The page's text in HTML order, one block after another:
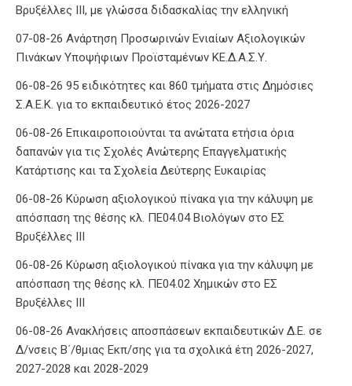
Βρυξέλλες ΙΙΙ, με γλώσσα διδασκαλίας την ελληνική
07-08-26 Ανάρτηση Προσωρινών Ενιαίων Αξιολογικών
Πινάκων Υποψήφιων Προϊσταμένων ΚΕ.Δ.Α.Σ.Υ.
06-08-26 95 ειδικότητες και 860 τμήματα στις Δημόσιες
Σ.Α.Ε.Κ. για το εκπαιδευτικό έτος 2026-2027
06-08-26 Επικαιροποιούνται τα ανώτατα ετήσια όρια
δαπανών για τις Σχολές Ανώτερης Επαγγελματικής
Κατάρτισης και τα Σχολεία Δεύτερης Ευκαιρίας
06-08-26 Κύρωση αξιολογικού πίνακα για την κάλυψη με
απόσπαση της θέσης κλ. ΠΕ04.04 Βιολόγων στο ΕΣ
Βρυξέλλες ΙΙΙ
06-08-26 Κύρωση αξιολογικού πίνακα για την κάλυψη με
απόσπαση της θέσης κλ. ΠΕ04.02 Χημικών στο ΕΣ
Βρυξέλλες ΙΙΙ
06-08-26 Ανακλήσεις αποσπάσεων εκπαιδευτικών Δ.Ε. σε
Δ/νσεις Β΄/θμιας Εκπ/σης για τα σχολικά έτη 2026-2027,
2027-2028 και 2028-2029